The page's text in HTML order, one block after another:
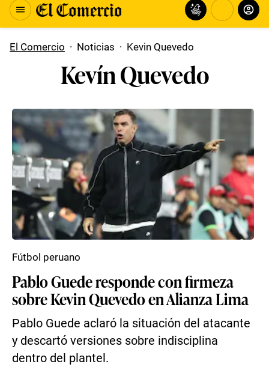
El Comercio · Noticias · Kevin Quevedo
Kevín Quevedo
Pablo Guede responde con firmeza
sobre Kevin Quevedo en Alianza Lima
Pablo Guede aclaró la situación del atacante
y descartó versiones sobre indisciplina
dentro del plantel.
Fútbol peruano